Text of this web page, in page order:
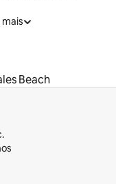
Beach